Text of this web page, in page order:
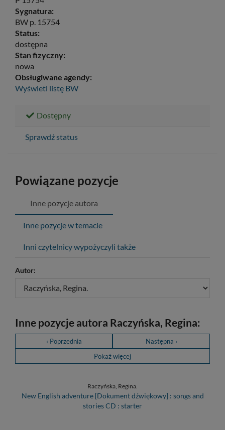
Sygnatura:
BW p. 15754
Status:
dostępna
Stan fizyczny:
nowa
Obsługiwane agendy:
Wyświetl listę BW
Dostępny
Sprawdź status
Powiązane pozycje
Inne pozycje autora
Inne pozycje w temacie
Inni czytelnicy wypożyczyli także
Autor:
Inne pozycje autora Raczyńska, Regina:
‹ Poprzednia
Następna ›
Pokaż więcej
Raczyńska, Regina.
New English adventure [Dokument dźwiękowy] : songs and
stories CD : starter